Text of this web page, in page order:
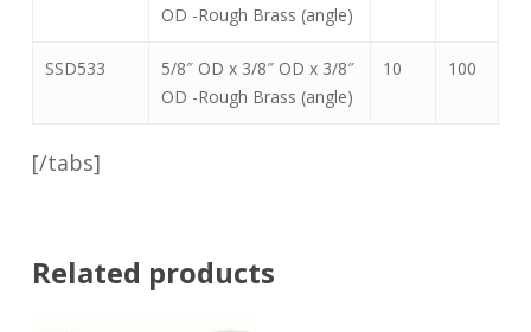
OD -Rough Brass (angle)
SSD533
5/8″ OD x 3/8″ OD x 3/8″
OD -Rough Brass (angle)
10 100
[/tabs]
Related products